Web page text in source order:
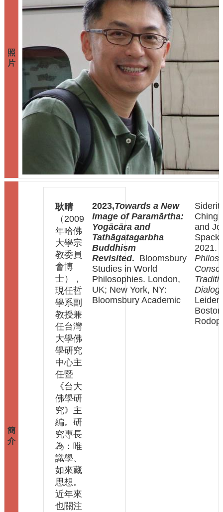
佛
圖
書
館
導
覽
English
息
連
結
耿晴
（2009
年哈佛
大學宗
教委員
會博
士），
現任哲
學系副
教授兼
任台灣
大學佛
學研究
中心主
任暨
《台大
佛學研
究》主
編。研
究專長
為：唯
識學、
如來藏
思想。
近年來
也關注
2023,Towards a New
Image of Paramārtha:
Yogācāra and
Tathāgatagarbha
Buddhism
Revisited. Bloomsbury
Studies in World
Philosophies. London,
UK; New York, NY:
Bloomsbury Academic
Ching
and
2021.